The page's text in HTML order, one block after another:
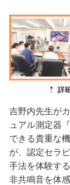
吉野内先生が
ュアル測定器
できる貴重な
が、認定セラ
手法を体験す
非共鳴音を体